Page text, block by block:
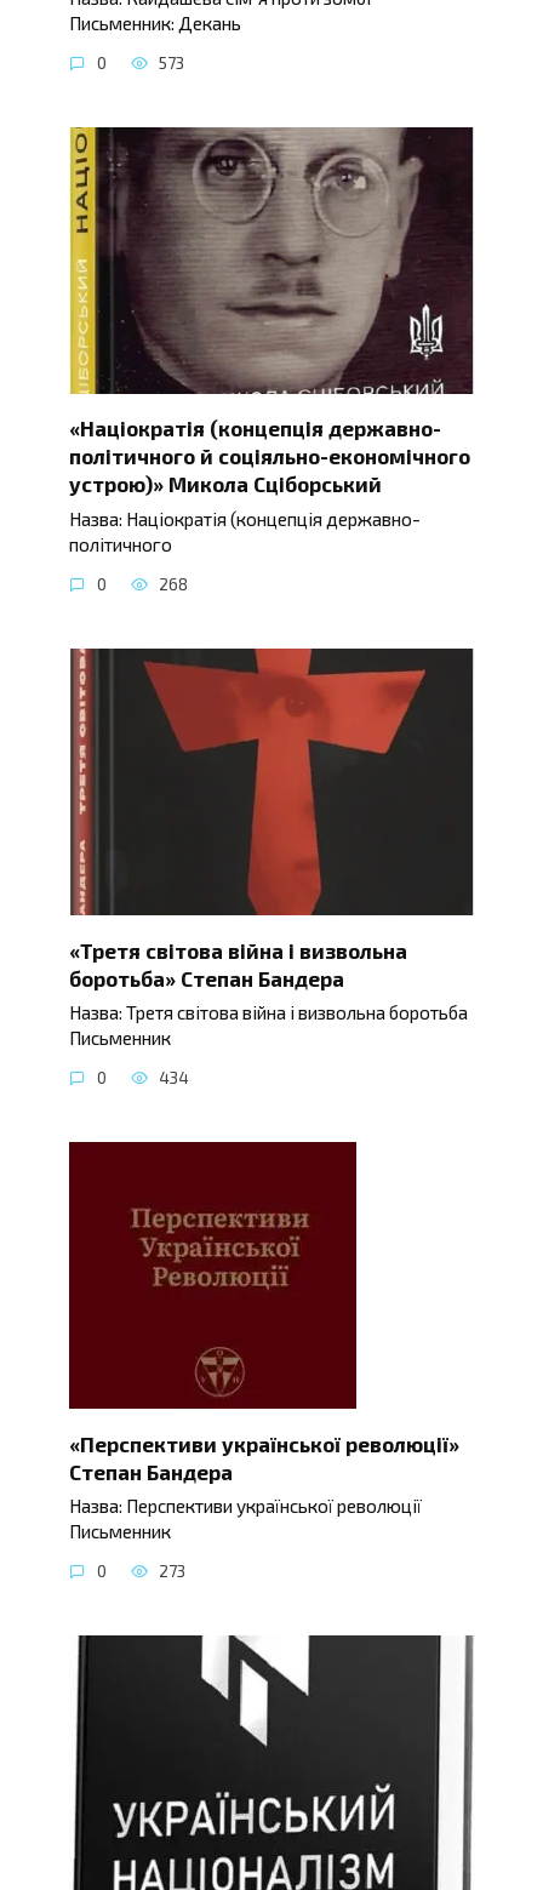
Письменник: Декань
0 573
«Націократія (концепція державно-
політичного й соціяльно-економічного
устрою)» Микола Сціборський
Назва: Націократія (концепція державно-
політичного
0 268
«Третя світова війна і визвольна
боротьба» Степан Бандера
Назва: Третя світова війна і визвольна боротьба
Письменник
0 434
«Перспективи української революції»
Степан Бандера
Назва: Перспективи української революції
Письменник
0 273